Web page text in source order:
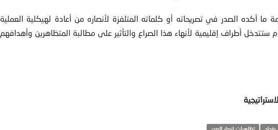
أكده الصدر في تصريحاته أو كلماته المتلفزة لأنصاره من أعادة لهيكلية العملية
أم ستتدخل أطراف إقليمية لأنهاء هذا الصراع والتأثير على مطالبة المتظاهرين وأهدافهم